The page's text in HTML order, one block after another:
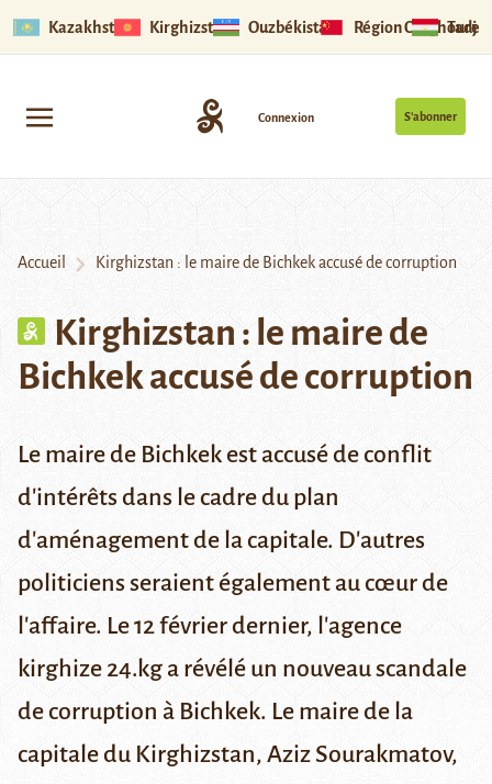
Kazakhstan Kirghizstan Ouzbékistan Région Ouïghoure
S’abonner
Connexion
Accueil Kirghizstan : le maire de Bichkek accusé de corruption
Kirghizstan : le maire de
Bichkek accusé de corruption
Le maire de Bichkek est accusé de conflit
d'intérêts dans le cadre du plan
d'aménagement de la capitale. D'autres
politiciens seraient également au cœur de
l'affaire. Le 12 février dernier, l'agence
kirghize 24.kg a révélé un nouveau scandale
de corruption à Bichkek. Le maire de la
capitale du Kirghizstan, Aziz Sourakmatov,